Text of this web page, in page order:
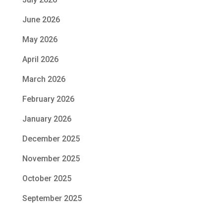
June 2026
May 2026
April 2026
March 2026
February 2026
January 2026
December 2025
November 2025
October 2025
September 2025